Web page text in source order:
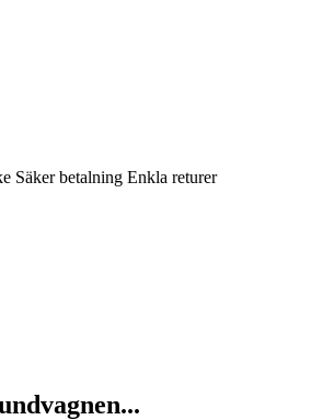
Säker betalning Enkla returer